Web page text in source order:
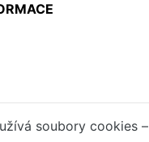
soubory cookies –